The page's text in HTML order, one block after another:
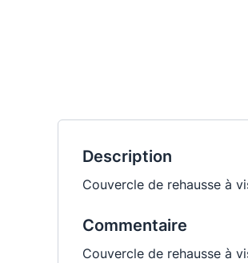
Description
Couvercle de rehausse à
Commentaire
Couvercle de rehausse à